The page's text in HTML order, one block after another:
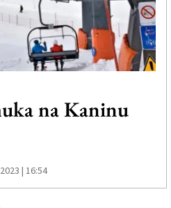
na Kaninu
| 16:54